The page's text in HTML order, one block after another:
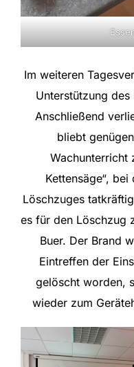
Im weiteren
Unterstützung des
Anschließend
bliebt
Wachunterricht
Kettensäge“,
Löschzuges
es für den Löschzug
Buer. Der Brand
Eintreffen der
gelöscht worden,
wieder zum